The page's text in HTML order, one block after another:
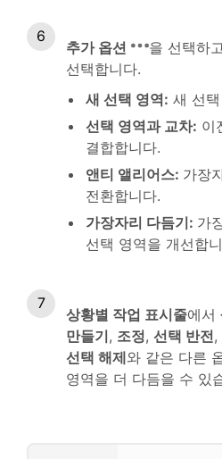
추가 옵션
을 선택하
선택합니다.
새 선택 영역: 새 선
선택 영역과 교차: 이
결합합니다.
앤티 앨리어스: 가장
전환합니다.
가장자리 다듬기: 가
선택 영역을 개선합
상황별 작업 표시줄에서
만들기, 조정, 선택 반전,
선택 해제와 같은 다른
영역을 더 다듬을 수 있